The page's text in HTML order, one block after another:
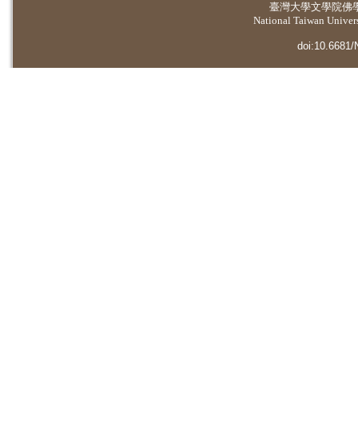
臺灣大學文學院佛
National Taiwan
doi:10.6681/